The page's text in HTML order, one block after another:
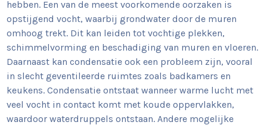
hebben. Een van de meest voorkomende oorzaken is
opstijgend vocht, waarbij grondwater door de muren
omhoog trekt. Dit kan leiden tot vochtige plekken,
schimmelvorming en beschadiging van muren en vloeren.
Daarnaast kan condensatie ook een probleem zijn, vooral
in slecht geventileerde ruimtes zoals badkamers en
keukens. Condensatie ontstaat wanneer warme lucht met
veel vocht in contact komt met koude oppervlakken,
waardoor waterdruppels ontstaan. Andere mogelijke